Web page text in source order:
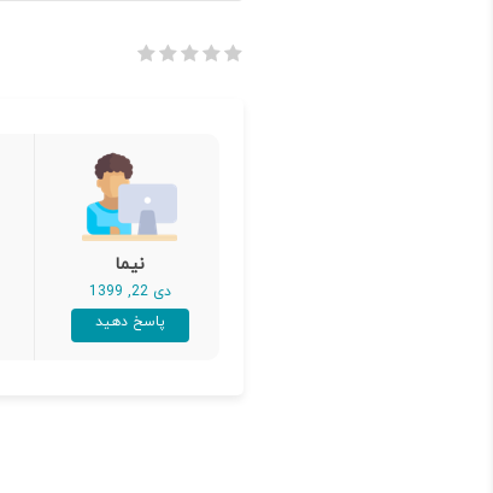
نیما
دی 22, 1399
پاسخ دهید